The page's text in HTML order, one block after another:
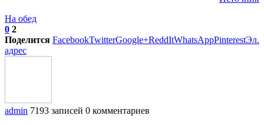
На обед
0 2
Поделится FacebookTwitterGoogle+ReddItWhatsAppPinterestЭл.
адрес
admin 7193 записей 0 комментариев